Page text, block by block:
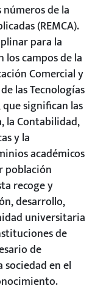
de la
(REMCA).
para la
campos de la
Comercial y
las Tecnologías
significan las
la Contabilidad,
y la
académicos
población
recoge y
desarrollo,
universitaria
de
de
en el